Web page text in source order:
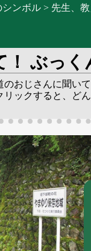
シンボル > 先生、
！ ぶっく
おじさんに聞い
ックすると、ど